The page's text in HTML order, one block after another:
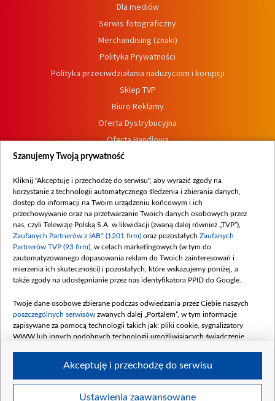
Dla mediów
Serwis fotograficzny
Merchandising (znaki)
Polityka Prywatności
Polityka przeciwdziałania nadużyciom i korupcji
Sklep TVP
Biuro Reklamy
Oferta Dystrybucyjna
Oferta Handlowa
Dostępność
Procedura zgłoszeń wewnętrznych
Szanujemy Twoją prywatność
Kliknij "Akceptuję i przechodzę do serwisu", aby wyrazić zgody na
korzystanie z technologii automatycznego śledzenia i zbierania danych,
dostęp do informacji na Twoim urządzeniu końcowym i ich
przechowywanie oraz na przetwarzanie Twoich danych osobowych przez
nas, czyli Telewizję Polską S.A. w likwidacji (zwaną dalej również „TVP”),
Zaufanych Partnerów z IAB* (1201 firm) oraz pozostałych Zaufanych
Partnerów TVP (93 firm) , w celach marketingowych (w tym do
zautomatyzowanego dopasowania reklam do Twoich zainteresowań i
mierzenia ich skuteczności) i pozostałych, które wskazujemy poniżej, a
także zgody na udostępnianie przez nas identyfikatora PPID do Google.
Twoje dane osobowe zbierane podczas odwiedzania przez Ciebie naszych
poszczególnych serwisów zwanych dalej „Portalem”, w tym informacje
zapisywane za pomocą technologii takich jak: pliki cookie, sygnalizatory
WWW lub innych podobnych technologii umożliwiających świadczenie
Twoje dane osobowe zbierane podczas odwiedzania przez Ciebie
Ustawienia zaawansowane
Akceptuję i przechodzę do serwisu